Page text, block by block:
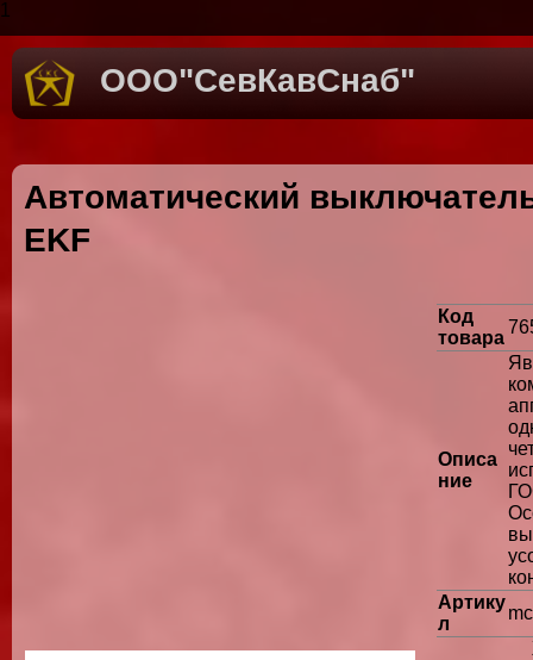
1
ООО"СевКавСнаб"
Автоматический
EKF
Код
товара
Описа
ние
Артику
л